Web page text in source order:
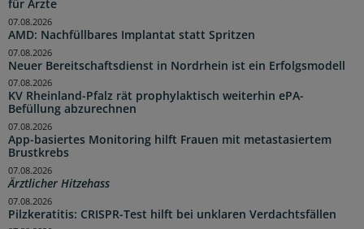
für Ärzte
AMD: Nachfüllbares Implantat statt Spritzen
07.08.2026
Neuer Bereitschaftsdienst in Nordrhein ist ein Erfolgsmodell
07.08.2026
KV Rheinland-Pfalz rät prophylaktisch weiterhin ePA-
Befüllung abzurechnen
07.08.2026
App-basiertes Monitoring hilft Frauen mit metastasiertem
Brustkrebs
07.08.2026
Ärztlicher Hitzehass
07.08.2026
Pilzkeratitis: CRISPR-Test hilft bei unklaren Verdachtsfällen
07.08.2026